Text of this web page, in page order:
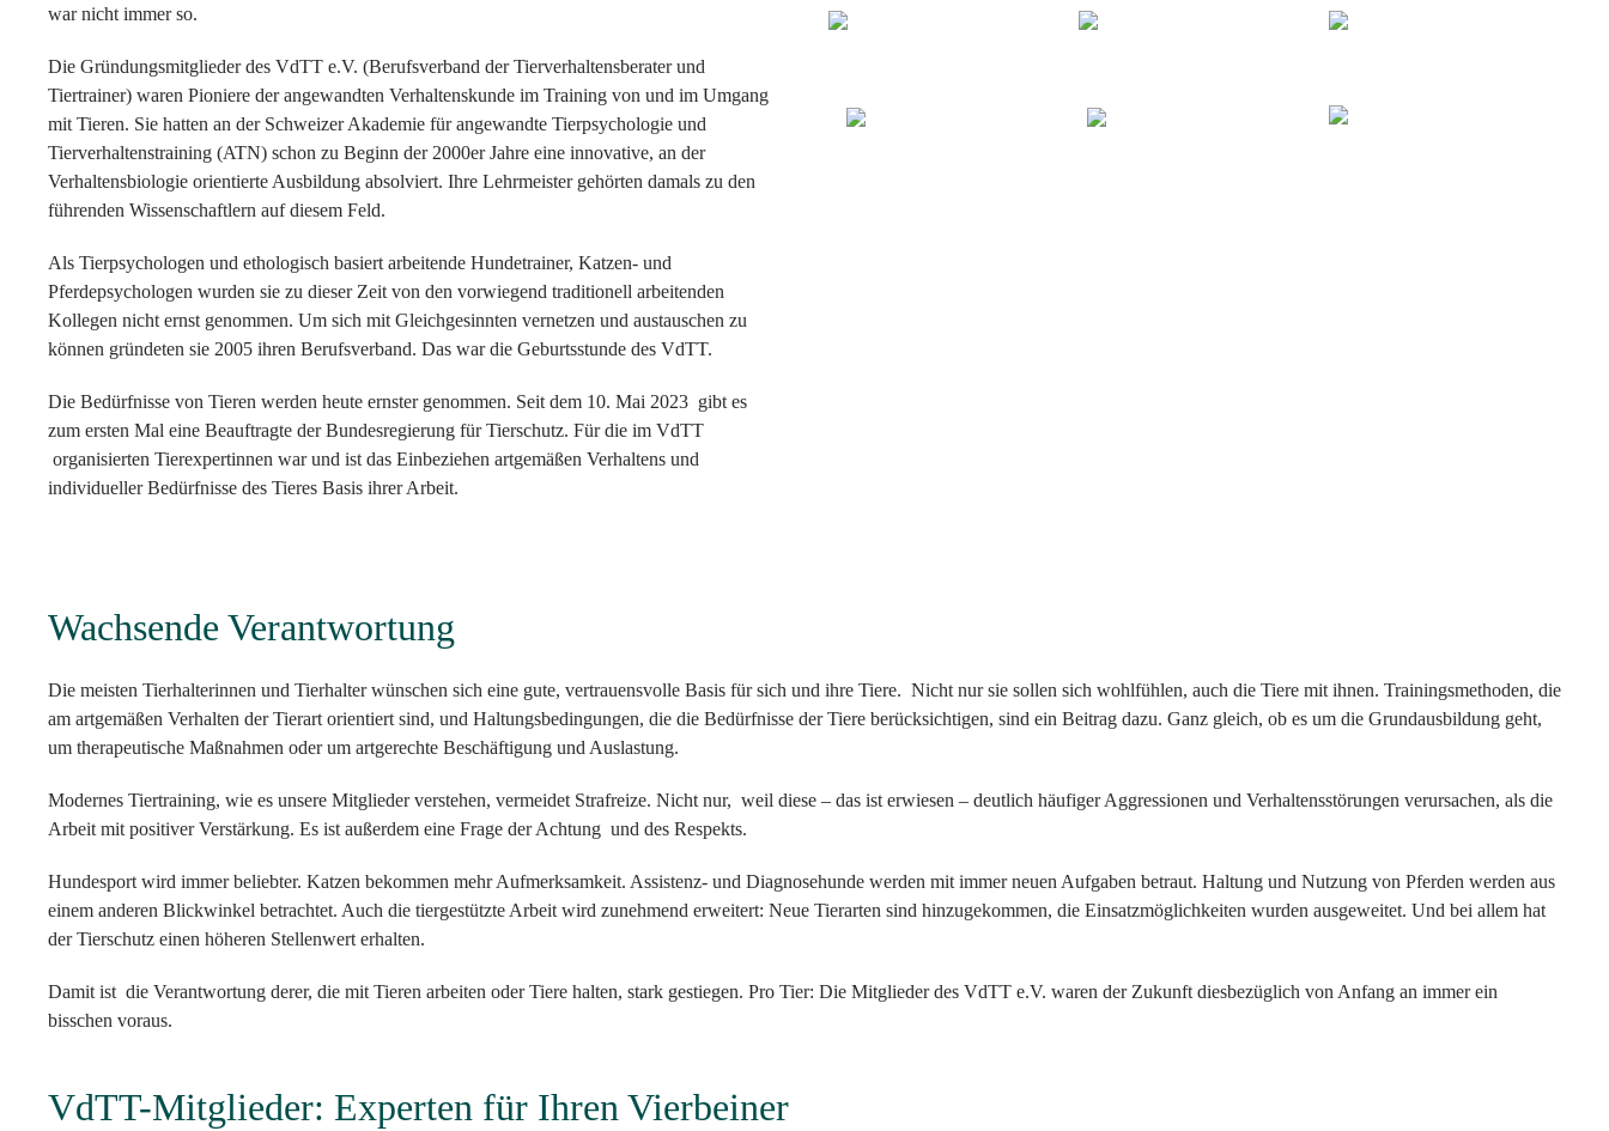
war nicht immer so.
Die Gründungsmitglieder des VdTT e.V. (Berufsverband der Tierverhaltensberater und
Tiertrainer) waren Pioniere der angewandten Verhaltenskunde im Training von und im Umgang
mit Tieren. Sie hatten an der Schweizer Akademie für angewandte Tierpsychologie und
Tierverhaltenstraining (ATN) schon zu Beginn der 2000er Jahre eine innovative, an der
Verhaltensbiologie orientierte Ausbildung absolviert. Ihre Lehrmeister gehörten damals zu den
führenden Wissenschaftlern auf diesem Feld.
Als Tierpsychologen und ethologisch basiert arbeitende Hundetrainer, Katzen- und
Pferdepsychologen wurden sie zu dieser Zeit von den vorwiegend traditionell arbeitenden
Kollegen nicht ernst genommen. Um sich mit Gleichgesinnten vernetzen und austauschen zu
können gründeten sie 2005 ihren Berufsverband. Das war die Geburtsstunde des VdTT.
Die Bedürfnisse von Tieren werden heute ernster genommen. Seit dem 10. Mai 2023 gibt es
zum ersten Mal eine Beauftragte der Bundesregierung für Tierschutz. Für die im VdTT
organisierten Tierexpertinnen war und ist das Einbeziehen artgemäßen Verhaltens und
individueller Bedürfnisse des Tieres Basis ihrer Arbeit.
Wachsende Verantwortung
Die meisten Tierhalterinnen und Tierhalter wünschen sich eine gute, vertrauensvolle Basis für sich und ihre Tiere. Nicht nur sie sollen sich wohlfühlen, auch die Tiere mit ihnen. Trainingsmethoden, die
am artgemäßen Verhalten der Tierart orientiert sind, und Haltungsbedingungen, die die Bedürfnisse der Tiere berücksichtigen, sind ein Beitrag dazu. Ganz gleich, ob es um die Grundausbildung geht,
um therapeutische Maßnahmen oder um artgerechte Beschäftigung und Auslastung.
Modernes Tiertraining, wie es unsere Mitglieder verstehen, vermeidet Strafreize. Nicht nur, weil diese – das ist erwiesen – deutlich häufiger Aggressionen und Verhaltensstörungen verursachen, als die
Arbeit mit positiver Verstärkung. Es ist außerdem eine Frage der Achtung und des Respekts.
Hundesport wird immer beliebter. Katzen bekommen mehr Aufmerksamkeit. Assistenz- und Diagnosehunde werden mit immer neuen Aufgaben betraut. Haltung und Nutzung von Pferden werden aus
einem anderen Blickwinkel betrachtet. Auch die tiergestützte Arbeit wird zunehmend erweitert: Neue Tierarten sind hinzugekommen, die Einsatzmöglichkeiten wurden ausgeweitet. Und bei allem hat
der Tierschutz einen höheren Stellenwert erhalten.
Damit ist die Verantwortung derer, die mit Tieren arbeiten oder Tiere halten, stark gestiegen. Pro Tier: Die Mitglieder des VdTT e.V. waren der Zukunft diesbezüglich von Anfang an immer ein
bisschen voraus.
VdTT-Mitglieder: Experten für Ihren Vierbeiner